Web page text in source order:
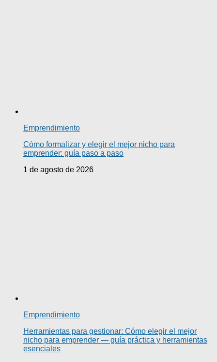
Emprendimiento
Cómo formalizar y elegir el mejor nicho para
emprender: guía paso a paso
1 de agosto de 2026
Emprendimiento
Herramientas para gestionar: Cómo elegir el mejor
nicho para emprender — guía práctica y herramientas
esenciales